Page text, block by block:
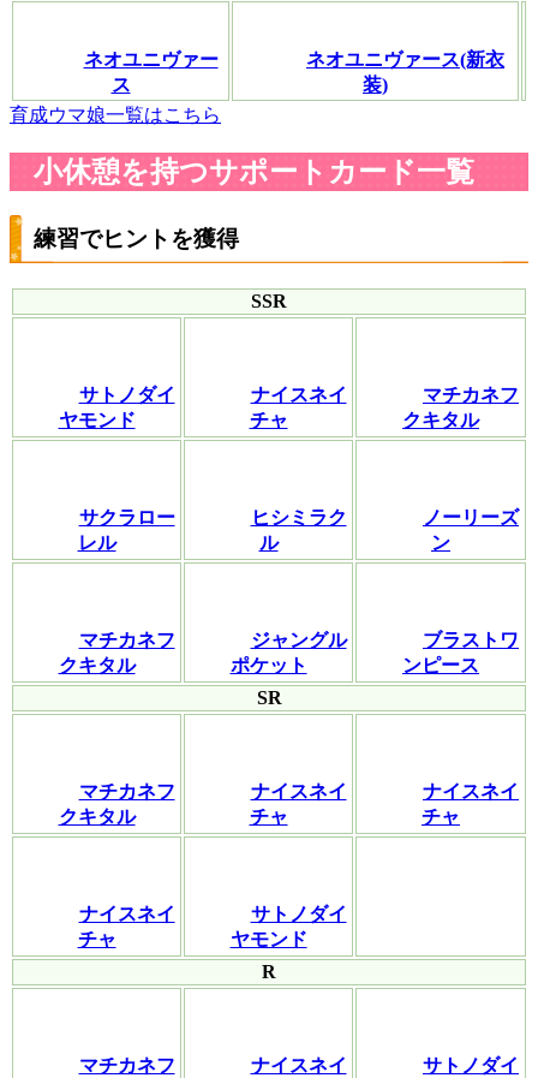
ネオユニヴァー
ス
ネオユニヴァース(新衣
装)
育成ウマ娘一覧はこちら
小休憩を持つサポートカード一覧
練習でヒントを獲得
SSR
サトノダイ
ヤモンド
ナイスネイ
チャ
マチカネフ
クキタル
サクラロー
レル
ヒシミラク
ル
ノーリーズ
ン
マチカネフ
クキタル
ジャングル
ポケット
ブラストワ
ンピース
SR
マチカネフ
クキタル
ナイスネイ
チャ
ナイスネイ
チャ
ナイスネイ
チャ
サトノダイ
ヤモンド
R
マチカネフ
ナイスネイ
サトノダイ